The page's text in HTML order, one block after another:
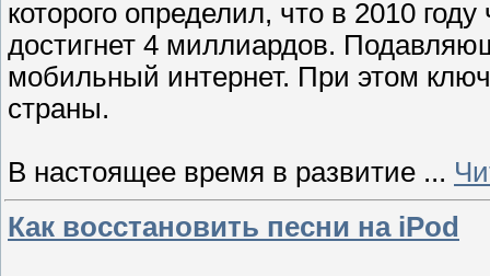
которого определил, что в 2010
достигнет 4 миллиардов.
мобильный интернет. При этом
страны.
В настоящее время в развитие ...
Как восстановить песни на iPod